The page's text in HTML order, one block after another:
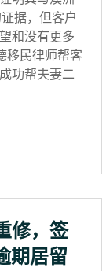
据，但客户
和没有更多
移民律师帮客
功帮夫妻二
修，签
期居留